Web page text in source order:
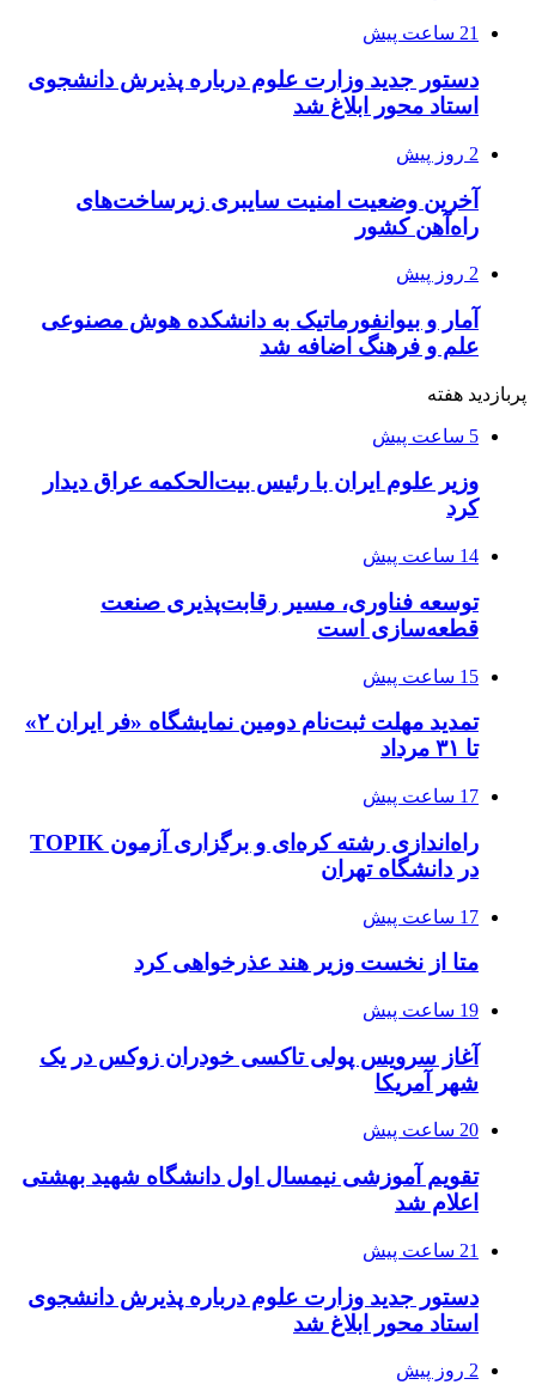
21 ساعت پیش
دستور جدید وزارت علوم درباره پذیرش دانشجوی
استاد محور ابلاغ شد
2 روز پیش
آخرین وضعیت امنیت سایبری زیرساخت‌های
راه‌آهن کشور
2 روز پیش
آمار و بیوانفورماتیک به دانشکده هوش مصنوعی
علم و فرهنگ اضافه شد
پربازدید هفته
5 ساعت پیش
وزیر علوم ایران با رئیس بیت‌الحکمه عراق دیدار
کرد
14 ساعت پیش
توسعه فناوری، مسیر رقابت‌پذیری صنعت
قطعه‌سازی است
15 ساعت پیش
تمدید مهلت ثبت‌نام دومین نمایشگاه «فر ایران ۲»
تا ۳۱ مرداد
17 ساعت پیش
راه‌اندازی رشته کره‌ای و برگزاری آزمون TOPIK
در دانشگاه تهران
17 ساعت پیش
متا از نخست وزیر هند عذرخواهی کرد
19 ساعت پیش
آغاز سرویس پولی تاکسی خودران زوکس در یک
شهر آمریکا
20 ساعت پیش
تقویم آموزشی نیمسال اول دانشگاه شهید بهشتی
اعلام شد
21 ساعت پیش
دستور جدید وزارت علوم درباره پذیرش دانشجوی
استاد محور ابلاغ شد
2 روز پیش